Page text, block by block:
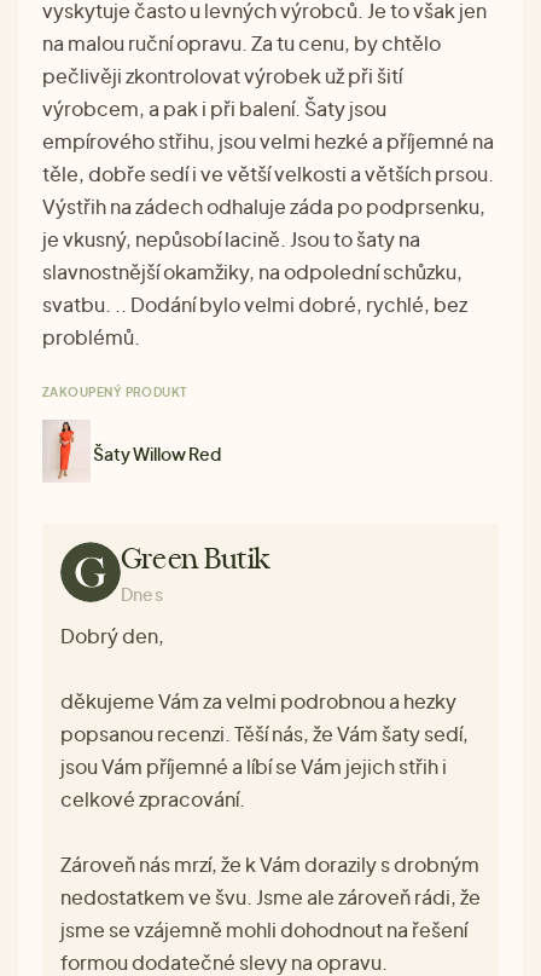
vyskytuje často u levných výrobců. Je to však jen
na malou ruční opravu. Za tu cenu, by chtělo
pečlivěji zkontrolovat výrobek už při šití
výrobcem, a pak i při balení. Šaty jsou
empírového střihu, jsou velmi hezké a příjemné na
těle, dobře sedí i ve větší velkosti a větších prsou.
Výstřih na zádech odhaluje záda po podprsenku,
je vkusný, nepůsobí lacině. Jsou to šaty na
slavnostnější okamžiky, na odpolední schůzku,
svatbu. .. Dodání bylo velmi dobré, rychlé, bez
problémů.
ZAKOUPENÝ PRODUKT
Šaty Willow Red
Green Butik
Dnes
Dobrý den,
děkujeme Vám za velmi podrobnou a hezky
popsanou recenzi. Těší nás, že Vám šaty sedí,
jsou Vám příjemné a líbí se Vám jejich střih i
celkové zpracování.
Zároveň nás mrzí, že k Vám dorazily s drobným
nedostatkem ve švu. Jsme ale zároveň rádi, že
jsme se vzájemně mohli dohodnout na řešení
formou dodatečné slevy na opravu.